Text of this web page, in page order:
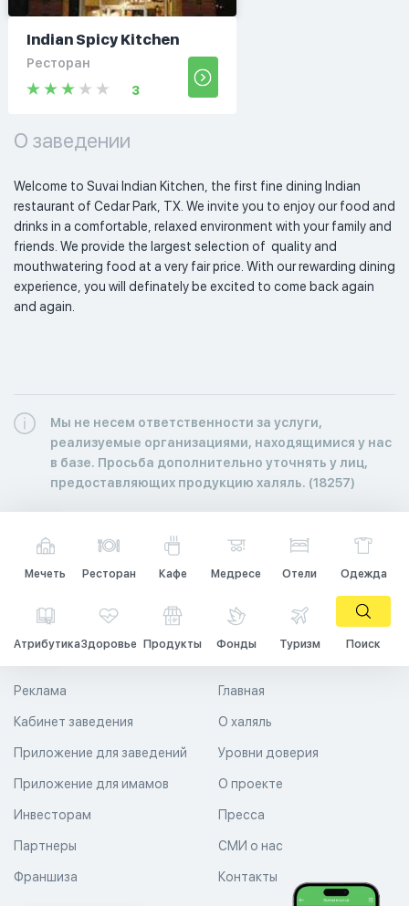
Indian Spicy Kitchen
Ресторан
3
О заведении
Welcome to Suvai Indian Kitchen, the first fine dining Indian
restaurant of Cedar Park, TX. We invite you to enjoy our food and
drinks in a comfortable, relaxed environment with your family and
friends. We provide the largest selection of  quality and
mouthwatering food at a very fair price. With our rewarding dining
experience, you will definately be excited to come back again
and again.
Мы не несем ответственности за услуги,
реализуемые организациями, находящимися у нас
в базе. Просьба дополнительно уточнять у лиц,
предоставляющих продукцию халяль. (18257)
Мечеть Ресторан Кафе Медресе Отели Одежда
АтрибутикаЗдоровье Продукты Фонды Туризм Поиск
Главная
О халяль
Уровни доверия
Реклама
Кабинет заведения
Приложение для заведений
Приложение для имамов О проекте
Пресса
СМИ о нас
Контакты
Инвесторам
Партнеры
Франшиза